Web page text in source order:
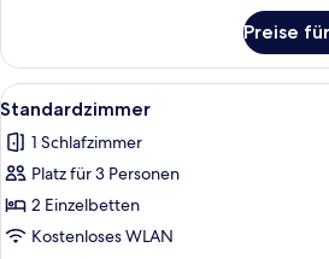
Zimmer,
1 Einzelbett,
Nichtraucher
Preise
Alle
Fotos
für
Standardzimmer
anzeigen
Ein
14
Standardzimmer
1 Schlafzimmer
Platz für 3 Personen
2 Einzelbetten
Kostenloses WLAN